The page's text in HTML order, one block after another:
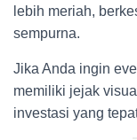
lebih meriah,
sempurna.
Jika Anda ingin
memiliki jejak
investasi yang